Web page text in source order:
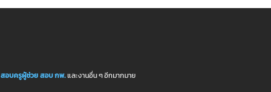
สอบครูผู้ช่วยสอบ กพ.และงานอื่น ๆ อีกมากมาย